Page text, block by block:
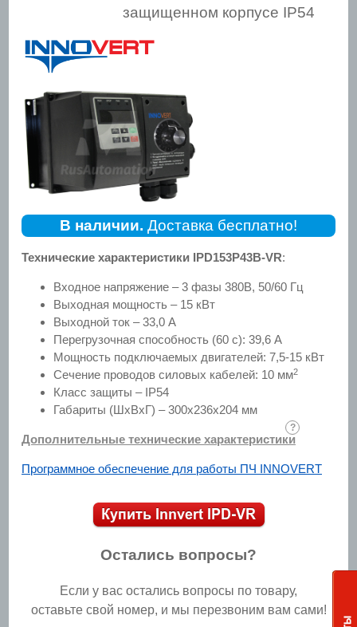
защищенном корпусе IP54
В наличии. Доставка бесплатно!
Технические характеристики IPD153P43B-VR:
Входное напряжение – 3 фазы 380В, 50/60 Гц
Выходная мощность – 15 кВт
Выходной ток – 33,0 А
Перегрузочная способность (60 с): 39,6 А
Мощность подключаемых двигателей: 7,5-15 кВт
Сечение проводов силовых кабелей: 10 мм2
Класс защиты – IP54
Габариты (ШхВхГ) – 300x236x204 мм
Дополнительные технические характеристики
Программное обеспечение для работы ПЧ INNOVERT
Остались вопросы?
Если у вас остались вопросы по товару,
оставьте свой номер, и мы перезвоним вам сами!